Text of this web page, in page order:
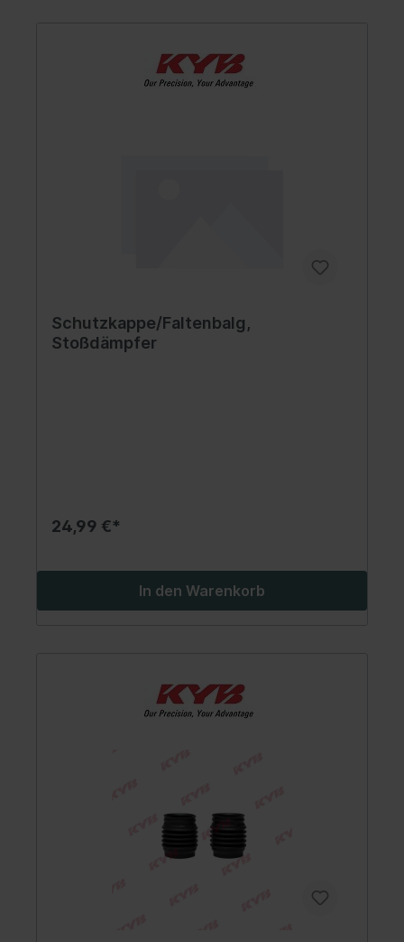
Schutzkappe/Faltenbalg,
Stoßdämpfer
24,99 €*
In den Warenkorb